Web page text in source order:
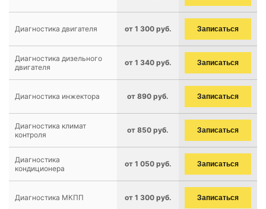
Диагностика двигателя от 1 300 руб. Записаться
Диагностика дизельного
двигателя
от 1 340 руб. Записаться
Диагностика инжектора от 890 руб. Записаться
Диагностика климат
контроля
от 850 руб. Записаться
Диагностика
кондиционера
от 1 050 руб. Записаться
Диагностика МКПП от 1 300 руб. Записаться